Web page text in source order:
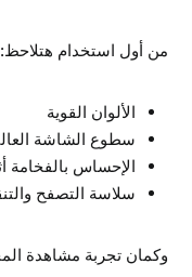
من أول استخدام هتلاحظ:
الألوان القوية
سطوع الشاشة
الإحساس بالفخامة
سلاسة التصفح
وكمان تجربة مشاهدة